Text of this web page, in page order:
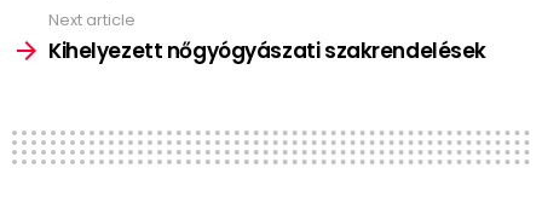
Next article
Kihelyezett nőgyógyászati szakrendelések